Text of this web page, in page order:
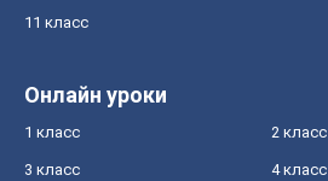
11 класс
Онлайн уроки
1 класс 2 класс
3 класс 4 класс